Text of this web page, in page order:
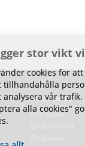
Mitt konto
Mitt konto
stor vikt
cookies för
tillhandahålla
vår trafik.
alla cookies"